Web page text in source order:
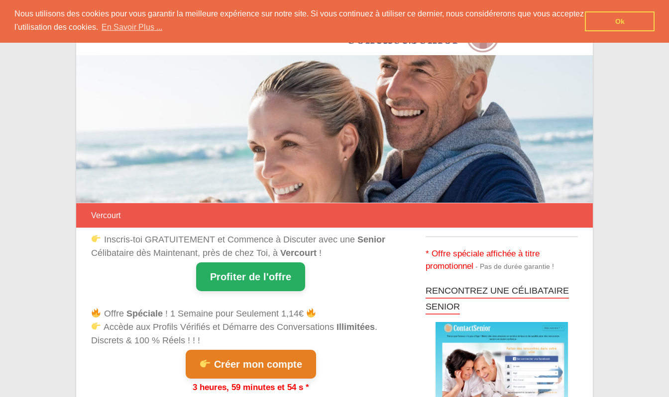
Nous utilisons des cookies pour vous garantir la meilleure expérience sur notre site. Si vous continuez à utiliser ce dernier, nous considérerons que vous acceptez
l'utilisation des cookies. En Savoir Plus ...
Ok
content
Rencontrer Senior
Conseils & Infos pour la Rencontre d'une Senior
Vercourt
Inscris-toi GRATUITEMENT et Commence à Discuter avec une Senior
Célibataire dès Maintenant, près de chez Toi, à Vercourt !
Profiter de l'offre
Offre Spéciale! 1 Semaine pour Seulement 1,14€
Accède aux Profils Vérifiés et Démarre des Conversations Illimitées.
Discrets & 100 % Réels ! ! !
Créer mon compte
3 heures, 59 minutes et 53 s *
* Offre spéciale affichée à titre
promotionnel - Pas de durée garantie !
RENCONTREZ UNE CÉLIBATAIRE
SENIOR